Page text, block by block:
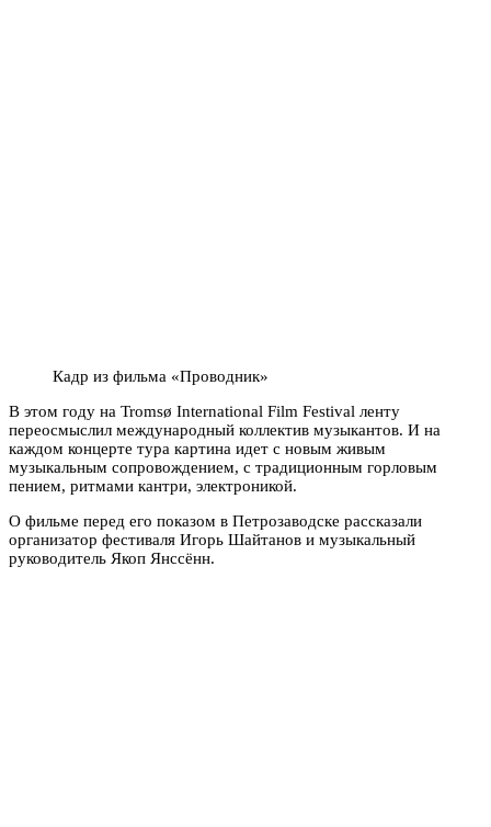
Кадр из фильма «Проводник»
В этом году на Tromsø International Film Festival ленту
переосмыслил международный коллектив музыкантов. И на
каждом концерте тура картина идет с новым живым
музыкальным сопровождением, с традиционным горловым
пением, ритмами кантри, электроникой.
О фильме перед его показом в Петрозаводске рассказали
организатор фестиваля Игорь Шайтанов и музыкальный
руководитель Якоп Янссённ.